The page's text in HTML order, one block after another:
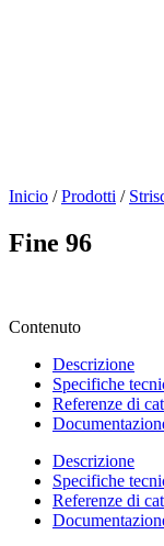
Inicio / Prodotti /
Fine 96
Contenuto
Descrizione
Specifiche
Referenze di
Descrizione
Specifiche
Referenze di